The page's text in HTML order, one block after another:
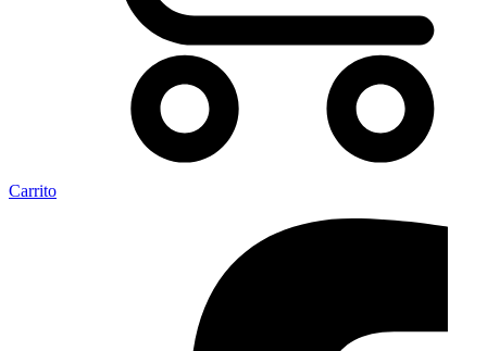
Carrito